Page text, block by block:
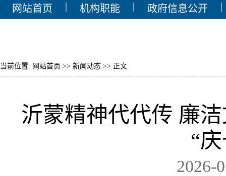
网站首页 | 机构职能 | 政府信息公开 |
当前位置: 网站首页 >> 新闻动态 >> 正文
沂蒙精神代代传 廉
“
2026-